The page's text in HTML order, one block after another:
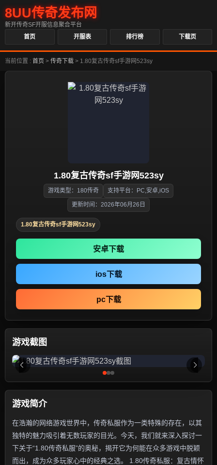
8UU传奇发布网
新开传奇SF开服信息聚合平台
首页
开服表 排行榜 下载页
当前位置 : 首页 > 传奇下载 > 1.80复古传奇sf手游网523sy
1.80复古传奇sf手游网523sy
游戏类型：180传奇 支持平台：PC,安卓,iOS
更新时间：2026年06月26日
1.80复古传奇sf手游网523sy
安卓下载
ios下载
pc下载
游戏截图
游戏简介
在浩瀚的网络游戏世界中，传奇私服作为一类特殊的存在，以其
独特的魅力吸引着无数玩家的目光。今天，我们就来深入探讨一
下关于“1.80传奇私服”的奥秘，揭开它为何能在众多游戏中脱颖
而出，成为众多玩家心中的经典之选。 1.80传奇私服：复古情怀